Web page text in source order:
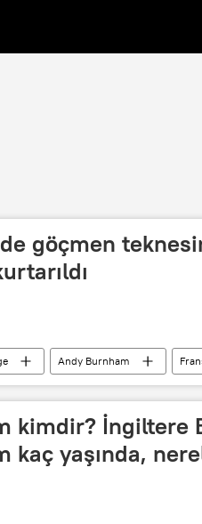
göçmen
Andy Burnham
kimdir? İngiltere
kaç yaşında,